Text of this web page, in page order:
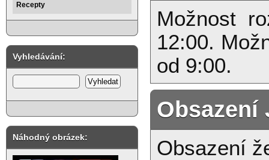
Recepty
Vyhledávání:
Náhodný obrázek:
Možnost
12:00.
od 9:00.
Obsazení
Obsazení